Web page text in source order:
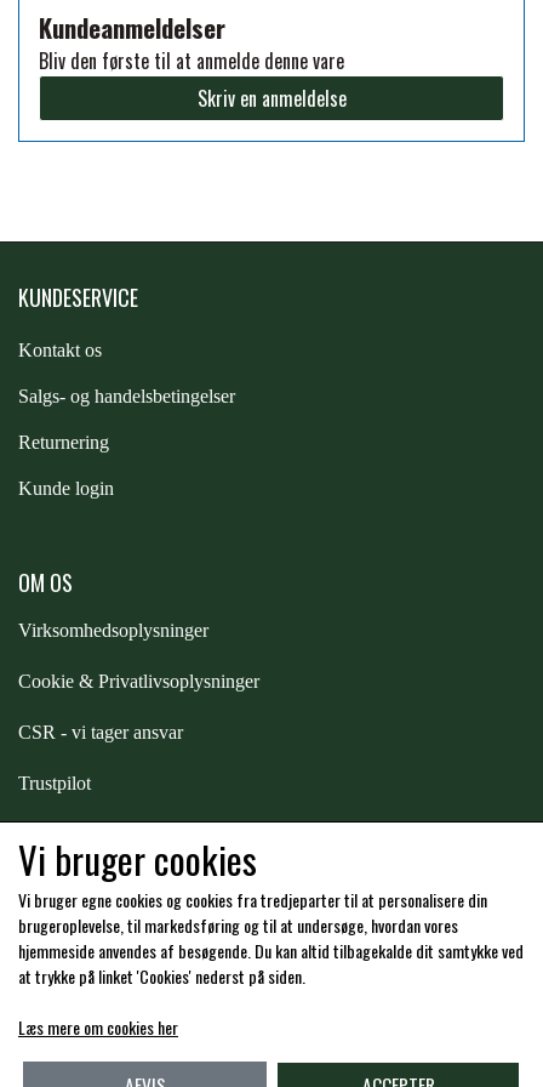
PREMIER EQUINE KØLETERAPI
PREMIER EQUINE GROOMING & STALD
LIKIT
NAF
PREMIER EQUINE
TKO
WAHLSTEN
WALDHAUSEN
WALSH
Kundeanmeldelser
Bliv den første til at anmelde denne vare
Skriv en anmeldelse
KUNDESERVICE
Kontakt os
Salgs- og handelsbetingelser
Returnering
Kunde login
OM OS
Virksomhedsoplysninger
Cookie & Privatlivsoplysninger
CSR - vi tager ansvar
Trustpilot
Hos os kan du betale med:
Vi bruger cookies
Vi bruger egne cookies og cookies fra tredjeparter til at personalisere din
brugeroplevelse, til markedsføring og til at undersøge, hvordan vores
hjemmeside anvendes af besøgende. Du kan altid tilbagekalde dit samtykke ved
at trykke på linket 'Cookies' nederst på siden.
Læs mere om cookies her